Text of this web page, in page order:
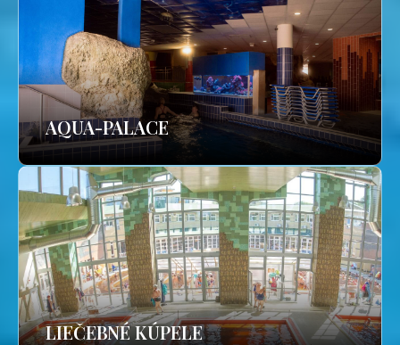
AQUA-PALACE
LIEČEBNÉ KÚPELE